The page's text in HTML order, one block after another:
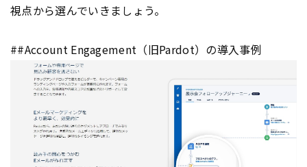
視点から選んでいきましょう。
##Account Engagement（旧Pardot）の導入事例